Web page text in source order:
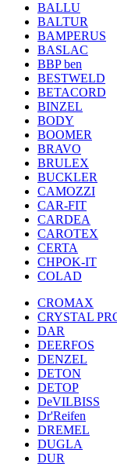
BALLU
BALTUR
BAMPERUS
BASLAC
BBP ben
BESTWELD
BETACORD
BINZEL
BODY
BOOMER
BRAVO
BRULEX
BUCKLER
CAMOZZI
CAR-FIT
CARDEA
CAROTEX
CERTA
CHPOK-IT
COLAD
CROMAX
CRYSTAL
DAR
DEERFOS
DENZEL
DETON
DETOP
DeVILBISS
Dr'Reifen
DREMEL
DUGLA
DUR